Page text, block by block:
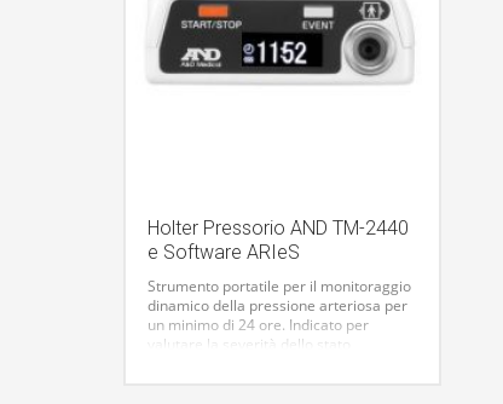
Holter Pressorio AND TM-2440
e Software ARIeS
Strumento portatile per il monitoraggio
dinamico della pressione arteriosa per
un minimo di 24 ore. Indicato per
valutare la severità dello stato